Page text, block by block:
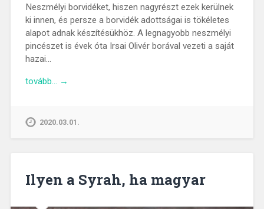
Neszmélyi borvidéket, hiszen nagyrészt ezek kerülnek
ki innen, és persze a borvidék adottságai is tökéletes
alapot adnak készítésükhöz. A legnagyobb neszmélyi
pincészet is évek óta Irsai Olivér borával vezeti a saját
hazai…
tovább… →
2020.03.01.
Ilyen a Syrah, ha magyar